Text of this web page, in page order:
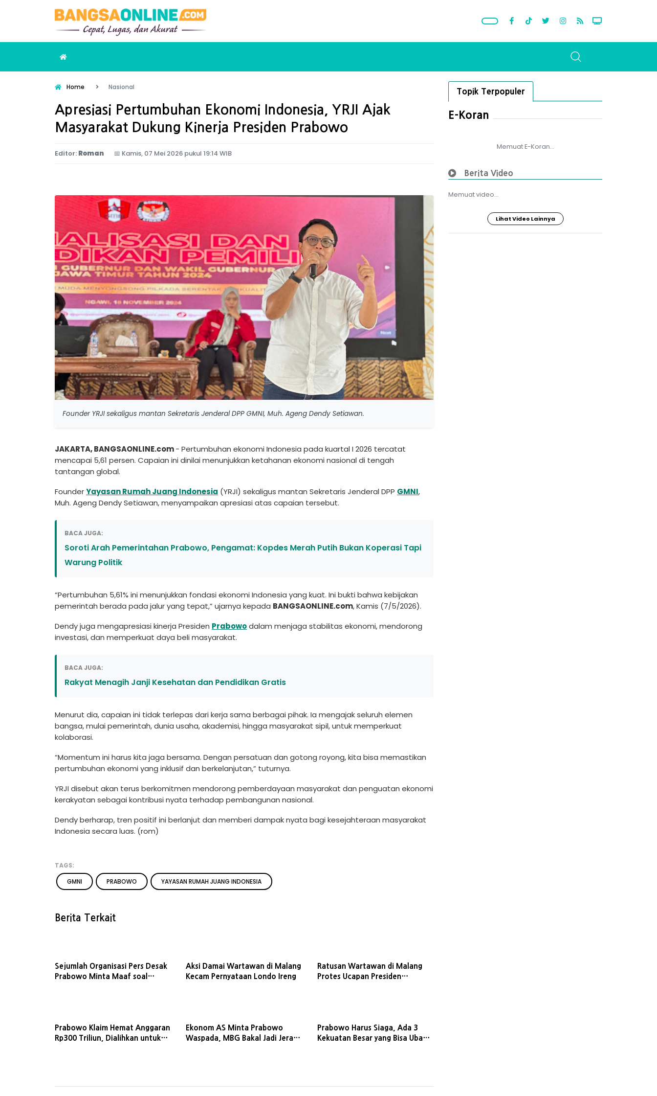
Home Nasional
Apresiasi Pertumbuhan Ekonomi Indonesia, YRJI Ajak
Masyarakat Dukung Kinerja Presiden Prabowo
Editor: Roman 📅 Kamis, 07 Mei 2026 pukul 19:14 WIB
Founder YRJI sekaligus mantan Sekretaris Jenderal DPP GMNI, Muh. Ageng Dendy Setiawan.
JAKARTA, BANGSAONLINE.com- Pertumbuhan ekonomi Indonesia pada kuartal I 2026 tercatat
mencapai 5,61 persen. Capaian ini dinilai menunjukkan ketahanan ekonomi nasional di tengah
tantangan global.
FounderYayasan Rumah Juang Indonesia (YRJI) sekaligus mantan Sekretaris Jenderal DPP GMNI,
Muh. Ageng Dendy Setiawan, menyampaikan apresiasi atas capaian tersebut.
BACA JUGA:
Soroti Arah Pemerintahan Prabowo, Pengamat: Kopdes Merah Putih Bukan Koperasi Tapi
Warung Politik
“Pertumbuhan 5,61% ini menunjukkan fondasi ekonomi Indonesia yang kuat. Ini bukti bahwa kebijakan
pemerintah berada pada jalur yang tepat,” ujarnya kepada BANGSAONLINE.com, Kamis (7/5/2026).
Dendy juga mengapresiasi kinerja Presiden Prabowodalam menjaga stabilitas ekonomi, mendorong
investasi, dan memperkuat daya beli masyarakat.
BACA JUGA:
Rakyat Menagih Janji Kesehatan dan Pendidikan Gratis
Menurut dia, capaian ini tidak terlepas dari kerja sama berbagai pihak. Ia mengajak seluruh elemen
bangsa, mulai pemerintah, dunia usaha, akademisi, hingga masyarakat sipil, untuk memperkuat
kolaborasi.
“Momentum ini harus kita jaga bersama. Dengan persatuan dan gotong royong, kita bisa memastikan
pertumbuhan ekonomi yang inklusif dan berkelanjutan,” tuturnya.
YRJI disebut akan terus berkomitmen mendorong pemberdayaan masyarakat dan penguatan ekonomi
kerakyatan sebagai kontribusi nyata terhadap pembangunan nasional.
Dendy berharap, tren positif ini berlanjut dan memberi dampak nyata bagi kesejahteraan masyarakat
Indonesia secara luas. (rom)
TAGS:
GMNI
PRABOWO YAYASAN RUMAH JUANG INDONESIA
Berita Terkait
Sejumlah Organisasi Pers Desak
Prabowo Minta Maaf soal
Aksi Damai Wartawan di Malang
Kecam Pernyataan Londo Ireng
Ratusan Wartawan di Malang
Protes Ucapan Presiden
Prabowo Klaim Hemat Anggaran
Rp300 Triliun, Dialihkan untuk
Ekonom AS Minta Prabowo
Waspada, MBG Bakal Jadi Jerat
Prabowo Harus Siaga, Ada 3
Kekuatan Besar yang Bisa Ubah
Topik Terpopuler
E-Koran
Memuat E-Koran...
Berita Video
Memuat video...
Lihat Video Lainnya